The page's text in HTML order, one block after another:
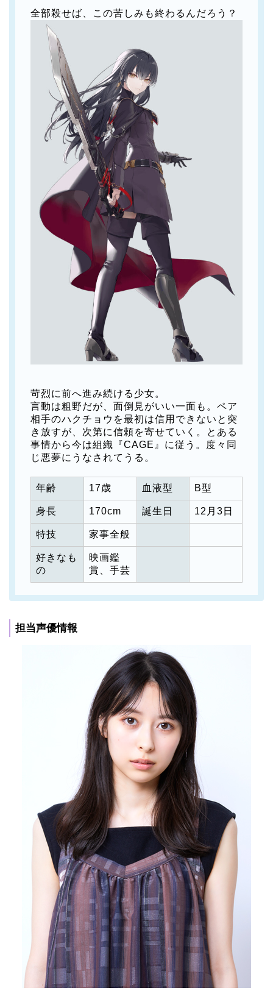
全部殺せば、この苦しみも終わるんだろう？
苛烈に前へ進み続ける少女。
言動は粗野だが、面倒見がいい一面も。ペア
相手のハクチョウを最初は信用できないと突
き放すが、次第に信頼を寄せていく。とある
事情から今は組織『CAGE』に従う。度々同
じ悪夢にうなされてうる。
年齢 17歳 血液型 B型
身長 170cm 誕生日 12月3日
特技 家事全般
好きなも
の
映画鑑
賞、手芸
担当声優情報